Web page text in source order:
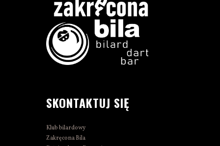
SKONTAKTUJ SIĘ
Klub bilardowy
Zakręcona Bila